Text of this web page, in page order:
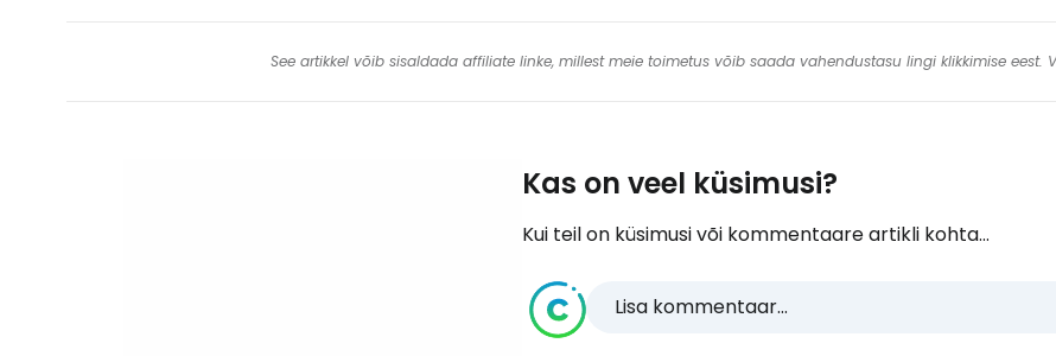
See artikkel võib sisaldada affiliate linke, millest meie toimetus võib saada vahendustasu lingi klikkimise eest.
Kas on veel küsimusi?
Kui teil on küsimusi või kommentaare artikli kohta...
Lisa kommentaar...